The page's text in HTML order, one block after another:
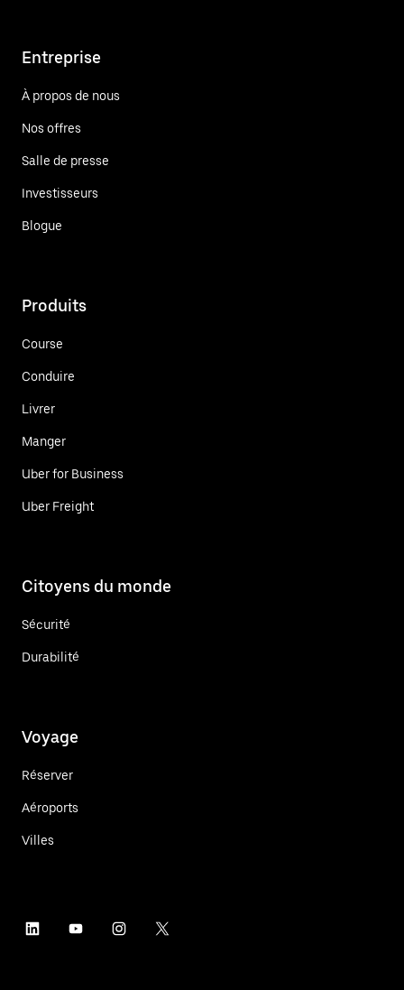
Entreprise
À propos de nous
Nos offres
Salle de presse
Investisseurs
Blogue
Produits
Course
Conduire
Livrer
Manger
Uber for Business
Uber Freight
Citoyens du monde
Sécurité
Durabilité
Voyage
Réserver
Aéroports
Villes